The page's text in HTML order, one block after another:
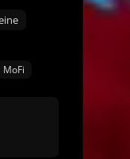
MoFi